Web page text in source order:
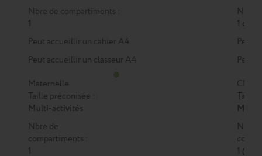
Nbre de compartiments :
1
Peut accueillir un cahier A4
Peut accueillir un classeur A4
Nbre
1 ou 2
Peut
Peut
Maternelle
Taille préconisée :
Multi-activités
Nbre de
compartiments :
1
CP
Taille
M
Nbre
1 (M)